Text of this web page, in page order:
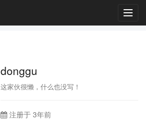
donggu
这家伙很懒，什么也没写！
注册于 3年前